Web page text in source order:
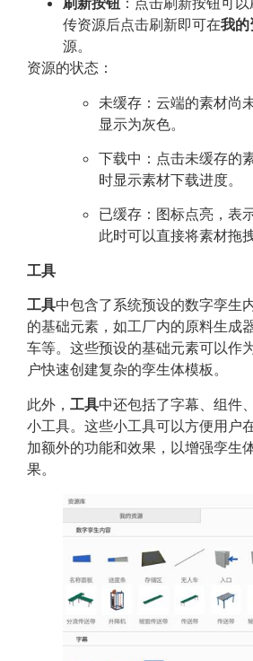
传资源后点击刷新即可在我的
源。
资源的状态：
未缓存：云端的素材尚
显示为灰色。
下载中：点击未缓存的
时显示素材下载进度。
已缓存：图标点亮，表
此时可以直接将素材拖
工具
工具中包含了系统预设的数字孪生
的基础元素，如工厂内的原料生成
车等。这些预设的基础元素可以作
户快速创建复杂的孪生体模板。
此外， 工具中还包括了字幕、组件
小工具。这些小工具可以方便用户
加额外的功能和效果，以增强孪生
果。